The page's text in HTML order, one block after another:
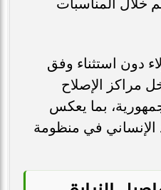
دون استثناء وفق
مراكز الإصلاح
بما يعكس
الإنساني في منظومة